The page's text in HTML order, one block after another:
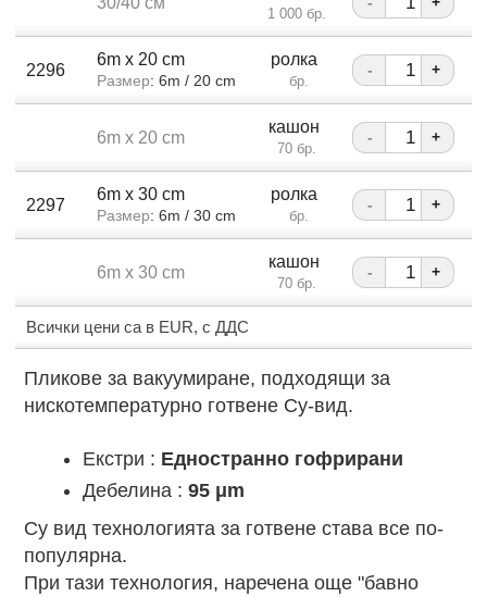
1 000 бр.
2296
6m x 20 cm
Размер: 6m / 20 cm
ролка
бр.
- +
6m x 20 cm
кашон
70 бр.
- +
2297
6m x 30 cm
Размер: 6m / 30 cm
ролка
бр.
- +
6m x 30 cm
кашон
70 бр.
- +
Всички цени са в EUR, с ДДС
Пликове за вакуумиране, подходящи за
нискотемпературно готвене Су-вид.
Екстри : Едностранно гофрирани
Дебелина : 95 μm
Су вид технологията за готвене става все по-
популярна.
При тази технология, наречена още "бавно